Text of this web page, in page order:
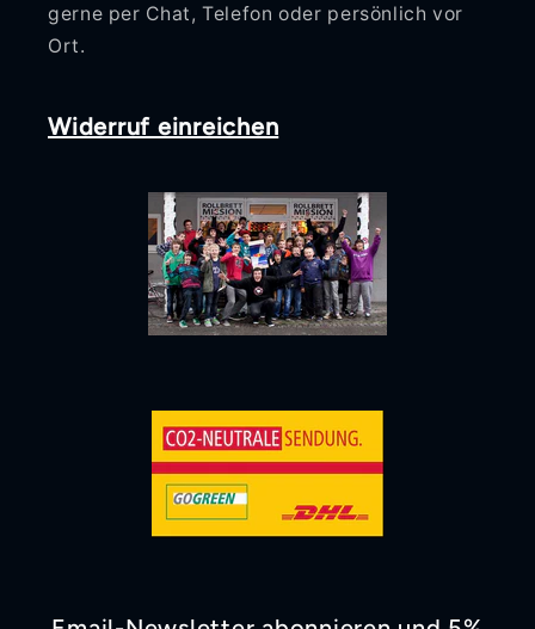
gerne per Chat, Telefon oder persönlich vor
Ort.
Widerruf einreichen